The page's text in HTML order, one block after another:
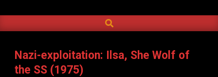
DO
INFERNO
Navigation
SEARCH
Nazi-exploitation: Ilsa, She Wolf of
the SS (1975)